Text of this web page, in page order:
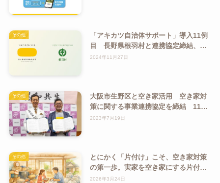
その他
「アキカツ自治体サポート」導入11例
目 長野県根羽村と連携協定締結、地
域おこし協力隊制度を活用した空き家
2024年11月27日
その他
大阪市生野区と空き家活用 空き家対
策に関する事業連携協定を締結 11月
18日13時より締結式を開催、生野区役
2023年7月19日
その他
とにかく「片付け」こそ、空き家対策
の第一歩。実家を空き家にする片付け
問題
2026年3月24日